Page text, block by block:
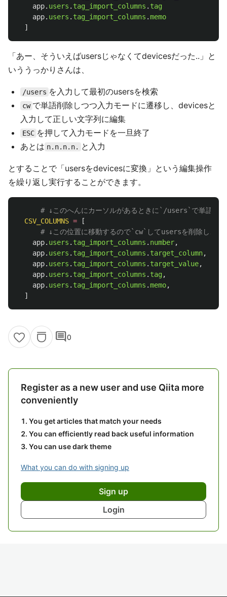
app. users . tag_import_columns . tag
app. users . tag_import_columns .memo
]
「あー、そういえばusersじゃなくてdevicesだった..」と
いううっかりさんは、
/users を入力して最初のusersを検索
cw で単語削除しつつ入力モードに遷移し、devicesと
入力して正しい文字列に編集
ESC を押して入力モードを一旦終了
あとは n.n.n.n. と入力
とすることで「usersをdevicesに変換」という編集操作
を繰り返し実行することができます。
# ↓このへんにカーソルがあるときに`/users`で単語検索
CSV_COLUMNS =
[
# ↓この位置に移動するので`cw`してusersを削除し、
app. users . tag_import_columns . number,
app. users . tag_import_columns . target_column,
app. users . tag_import_columns . target_value,
app. users . tag_import_columns . tag,
app. users . tag_import_columns .memo,
]
comment0
Register as a new user and use Qiita more
conveniently
You get articles that match your needs
You can efficiently read back useful information
You can use dark theme
What you can do with signing up
Sign up
Login